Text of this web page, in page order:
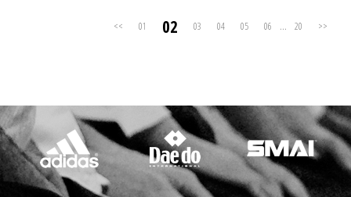
<< 01 02 03 04 05 06 ... 20 >>